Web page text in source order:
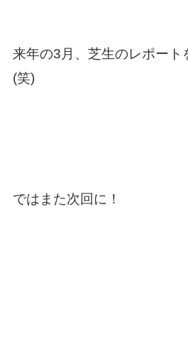
来年の3月、芝生のレポー
(笑)
ではまた次回に！